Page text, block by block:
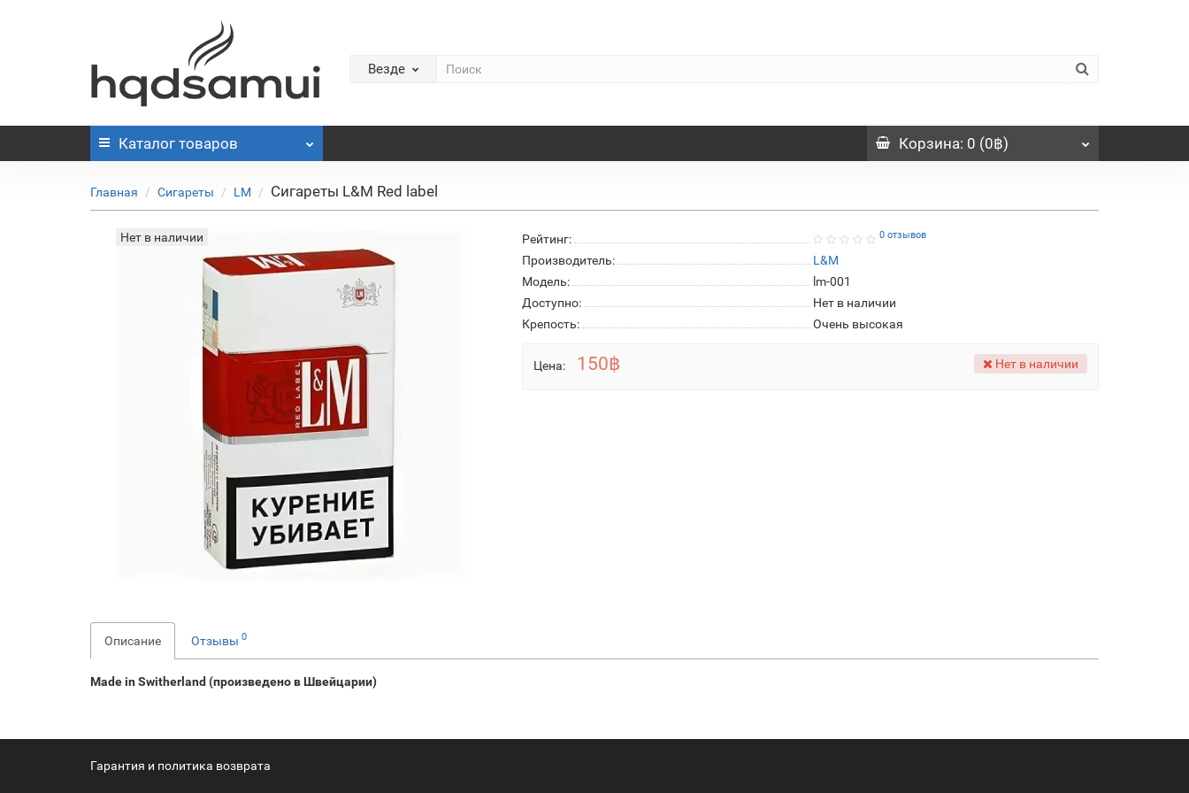
Везде
Каталог товаров Корзина: 0 (0฿)
Главная Сигареты LM Сигареты L&M Red label
Нет в наличии Рейтинг: 0 отзывов
Производитель:
L&M
Модель:
lm-001
Доступно:
Нет в наличии
Крепость:
Очень высокая
Цена: 150฿ Нет в наличии
Описание Отзывы 0
Made in Switherland (произведено в Швейцарии)
Гарантия и политика возврата